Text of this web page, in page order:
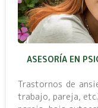
ASESORÍA EN
Trastornos de
trabajo, pareja,